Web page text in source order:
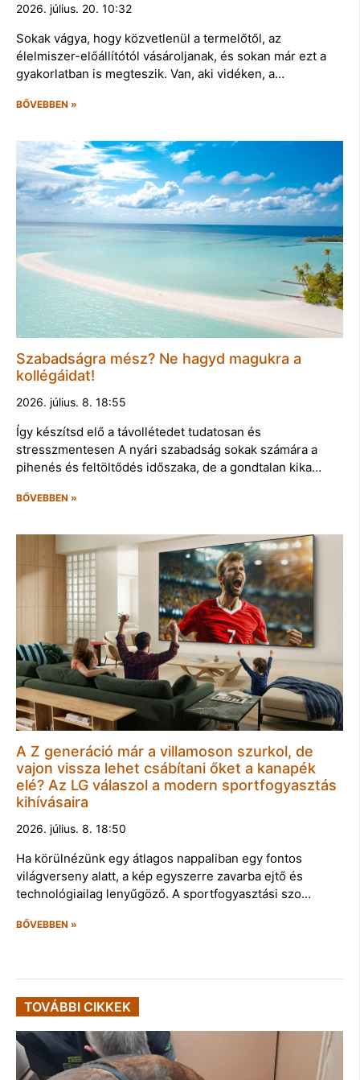
2026. július. 20. 10:32
Sokak vágya, hogy közvetlenül a termelőtől, az
élelmiszer-előállítótól vásároljanak, és sokan már ezt a
gyakorlatban is megteszik. Van, aki vidéken, a…
BŐVEBBEN »
Szabadságra mész? Ne hagyd magukra a
kollégáidat!
2026. július. 8. 18:55
Így készítsd elő a távollétedet tudatosan és
stresszmentesen A nyári szabadság sokak számára a
pihenés és feltöltődés időszaka, de a gondtalan kika…
BŐVEBBEN »
A Z generáció már a villamoson szurkol, de
vajon vissza lehet csábítani őket a kanapék
elé? Az LG válaszol a modern sportfogyasztás
kihívásaira
2026. július. 8. 18:50
Ha körülnézünk egy átlagos nappaliban egy fontos
világverseny alatt, a kép egyszerre zavarba ejtő és
technológiailag lenyűgöző. A sportfogyasztási szo…
BŐVEBBEN »
TOVÁBBI CIKKEK